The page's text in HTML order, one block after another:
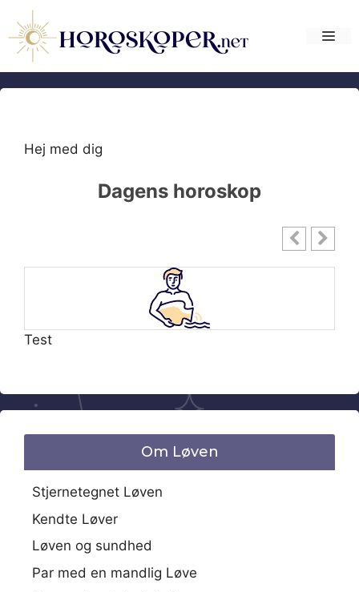
indhold
Hej med dig
Dagens horoskop
Test
Om Løven
Stjernetegnet Løven
Kendte Løver
Løven og sundhed
Par med en mandlig Løve